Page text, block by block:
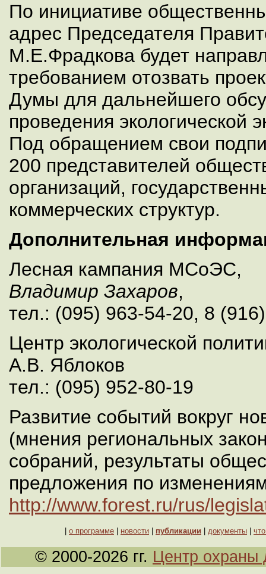
По инициативе
адрес Председателя
М.Е.Фрадкова будет
требованием отозвать
Думы для дальнейшего
проведения экологической
Под обращением свои
200 представителей
организаций,
коммерческих структур.
Дополнительная
Лесная кампания МСоЭС,
Владимир Захаров,
тел.: (095) 963-54-20, 8
Центр экологической
А.В. Яблоков
тел.: (095) 952-80-19
Развитие событий вокруг
(мнения региональных
собраний, результаты
предложения по
http://www.forest.ru/rus/
о программе новости публикации документы
© 2000-2026 гг. Центр охраны